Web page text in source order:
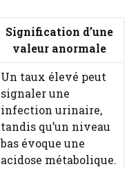
Signification d’une
valeur anormale
Un taux élevé peut
signaler une
infection urinaire,
tandis qu’un niveau
bas évoque une
acidose métabolique.